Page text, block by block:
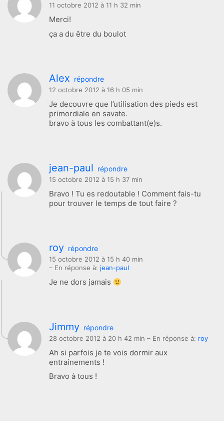
11 octobre 2012 à 11 h 32 min
Merci!
ça a du être du boulot
Alex répondre
12 octobre 2012 à 16 h 05 min
Je decouvre que l’utilisation des pieds est
primordiale en savate.
bravo à tous les combattant(e)s.
jean-paul répondre
15 octobre 2012 à 15 h 37 min
Bravo ! Tu es redoutable ! Comment fais-tu
pour trouver le temps de tout faire ?
roy répondre
15 octobre 2012 à 15 h 40 min
– En réponse à: jean-paul
Je ne dors jamais
Jimmy répondre
28 octobre 2012 à 20 h 42 min – En réponse à: roy
Ah si parfois je te vois dormir aux
entrainements !
Bravo à tous !